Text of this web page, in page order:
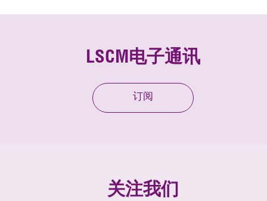
LSCM电子通讯
订阅
关注我们